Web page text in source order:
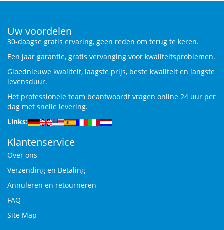
Uw voordelen
30-daagse gratis ervaring, geen reden om terug te keren.
Een jaar garantie, gratis vervanging voor kwaliteitsproblemen.
Gloednieuwe kwaliteit, laagste prijs, beste kwaliteit en langste
levensduur.
Het professionele team beantwoordt vragen online 24 uur per
dag met snelle levering.
Links:
Klantenservice
Over ons
Verzending en Betaling
Annuleren en retourneren
FAQ
Site Map